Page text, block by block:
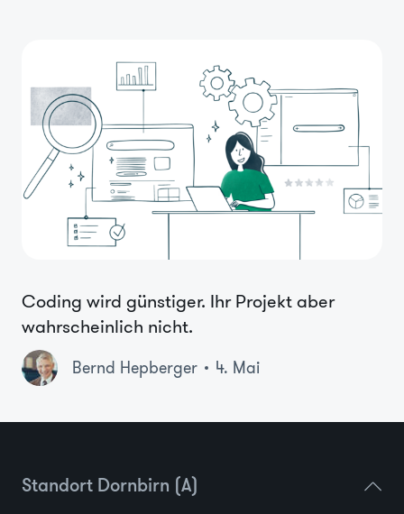
Coding wird günstiger. Ihr Projekt aber
wahrscheinlich nicht.
Bernd Hepberger 4. Mai
Standort Dornbirn (A)